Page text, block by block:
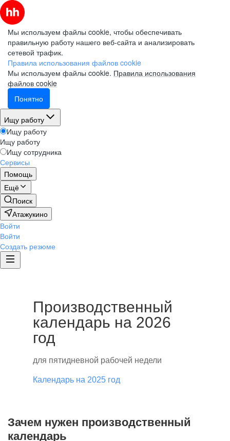
Мы используем файлы cookie, чтобы обеспечивать
правильную работу нашего веб-сайта и анализировать
сетевой трафик.
Правила использования файлов cookie
Мы используем файлы cookie. Правила использования
файлов cookie
Понятно
Ищу работу
Ищу работу
Ищу работу
Ищу сотрудника
Сервисы
Помощь
Ещё
Поиск
Атажукино
Войти
Войти
Создать резюме
Производственный
календарь на 2026
год
для пятидневной рабочей недели
Календарь на 2025 год
Зачем нужен производственный
календарь